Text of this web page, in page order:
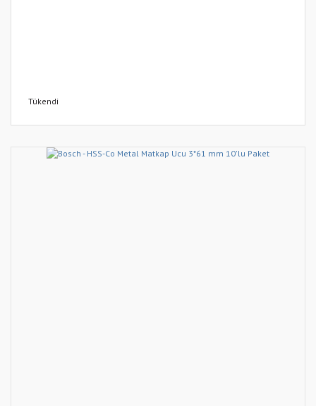
Tükendi